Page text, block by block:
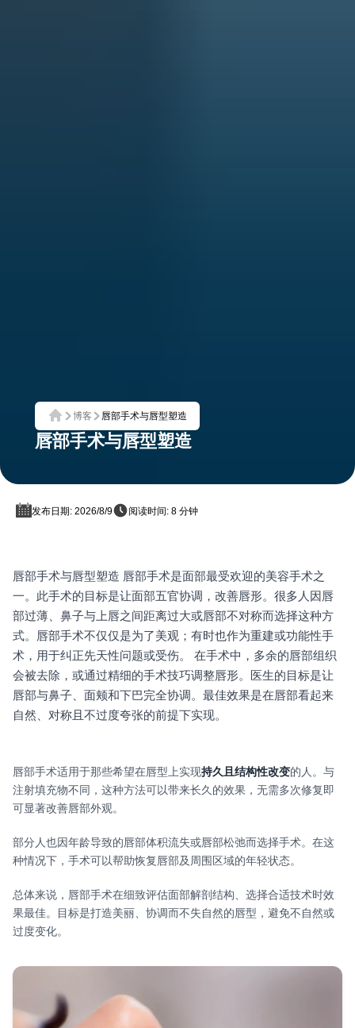
首页
博客 唇部手术与唇型塑造
唇部手术与唇型塑造
发布日期: 2026/8/9 阅读时间: 8 分钟
唇部手术与唇型塑造 唇部手术是面部最受欢迎的美容手术之
一。此手术的目标是让面部五官协调，改善唇形。很多人因唇
部过薄、鼻子与上唇之间距离过大或唇部不对称而选择这种方
式。唇部手术不仅仅是为了美观；有时也作为重建或功能性手
术，用于纠正先天性问题或受伤。 在手术中，多余的唇部组织
会被去除，或通过精细的手术技巧调整唇形。医生的目标是让
唇部与鼻子、面颊和下巴完全协调。最佳效果是在唇部看起来
自然、对称且不过度夸张的前提下实现。
唇部手术适用于那些希望在唇型上实现持久且结构性改变的人。与
注射填充物不同，这种方法可以带来长久的效果，无需多次修复即
可显著改善唇部外观。
部分人也因年龄导致的唇部体积流失或唇部松弛而选择手术。在这
种情况下，手术可以帮助恢复唇部及周围区域的年轻状态。
总体来说，唇部手术在细致评估面部解剖结构、选择合适技术时效
果最佳。目标是打造美丽、协调而不失自然的唇型，避免不自然或
过度变化。